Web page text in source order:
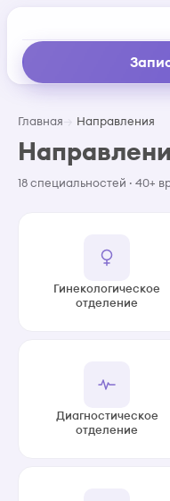
Главная Направления
18 специальностей · 40+
Гинекологическое
отделение
Диагностическое
отделение